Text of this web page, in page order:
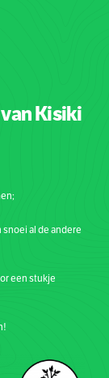
Kisiki
al de andere
een stukje